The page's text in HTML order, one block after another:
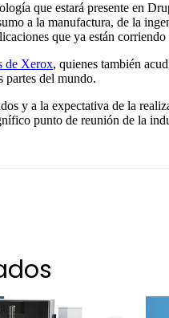
que estará presente en
a la manufactura, de la
que ya están
de Xerox, quienes también
partes del mundo.
y a la expectativa de la
punto de reunión de la